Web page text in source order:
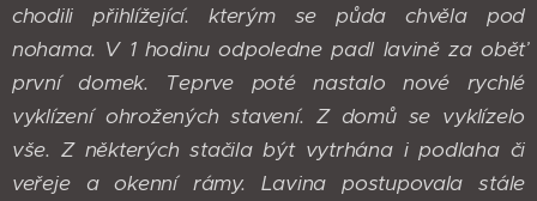
chodili přihlížející. kterým se půda chvěla pod
nohama. V 1 hodinu odpoledne padl lavině za oběť
první domek. Teprve poté nastalo nové rychlé
vyklízení ohrožených stavení. Z domů se vyklízelo
vše. Z některých stačila být vytrhána i podlaha či
veřeje a okenní rámy. Lavina postupovala stále